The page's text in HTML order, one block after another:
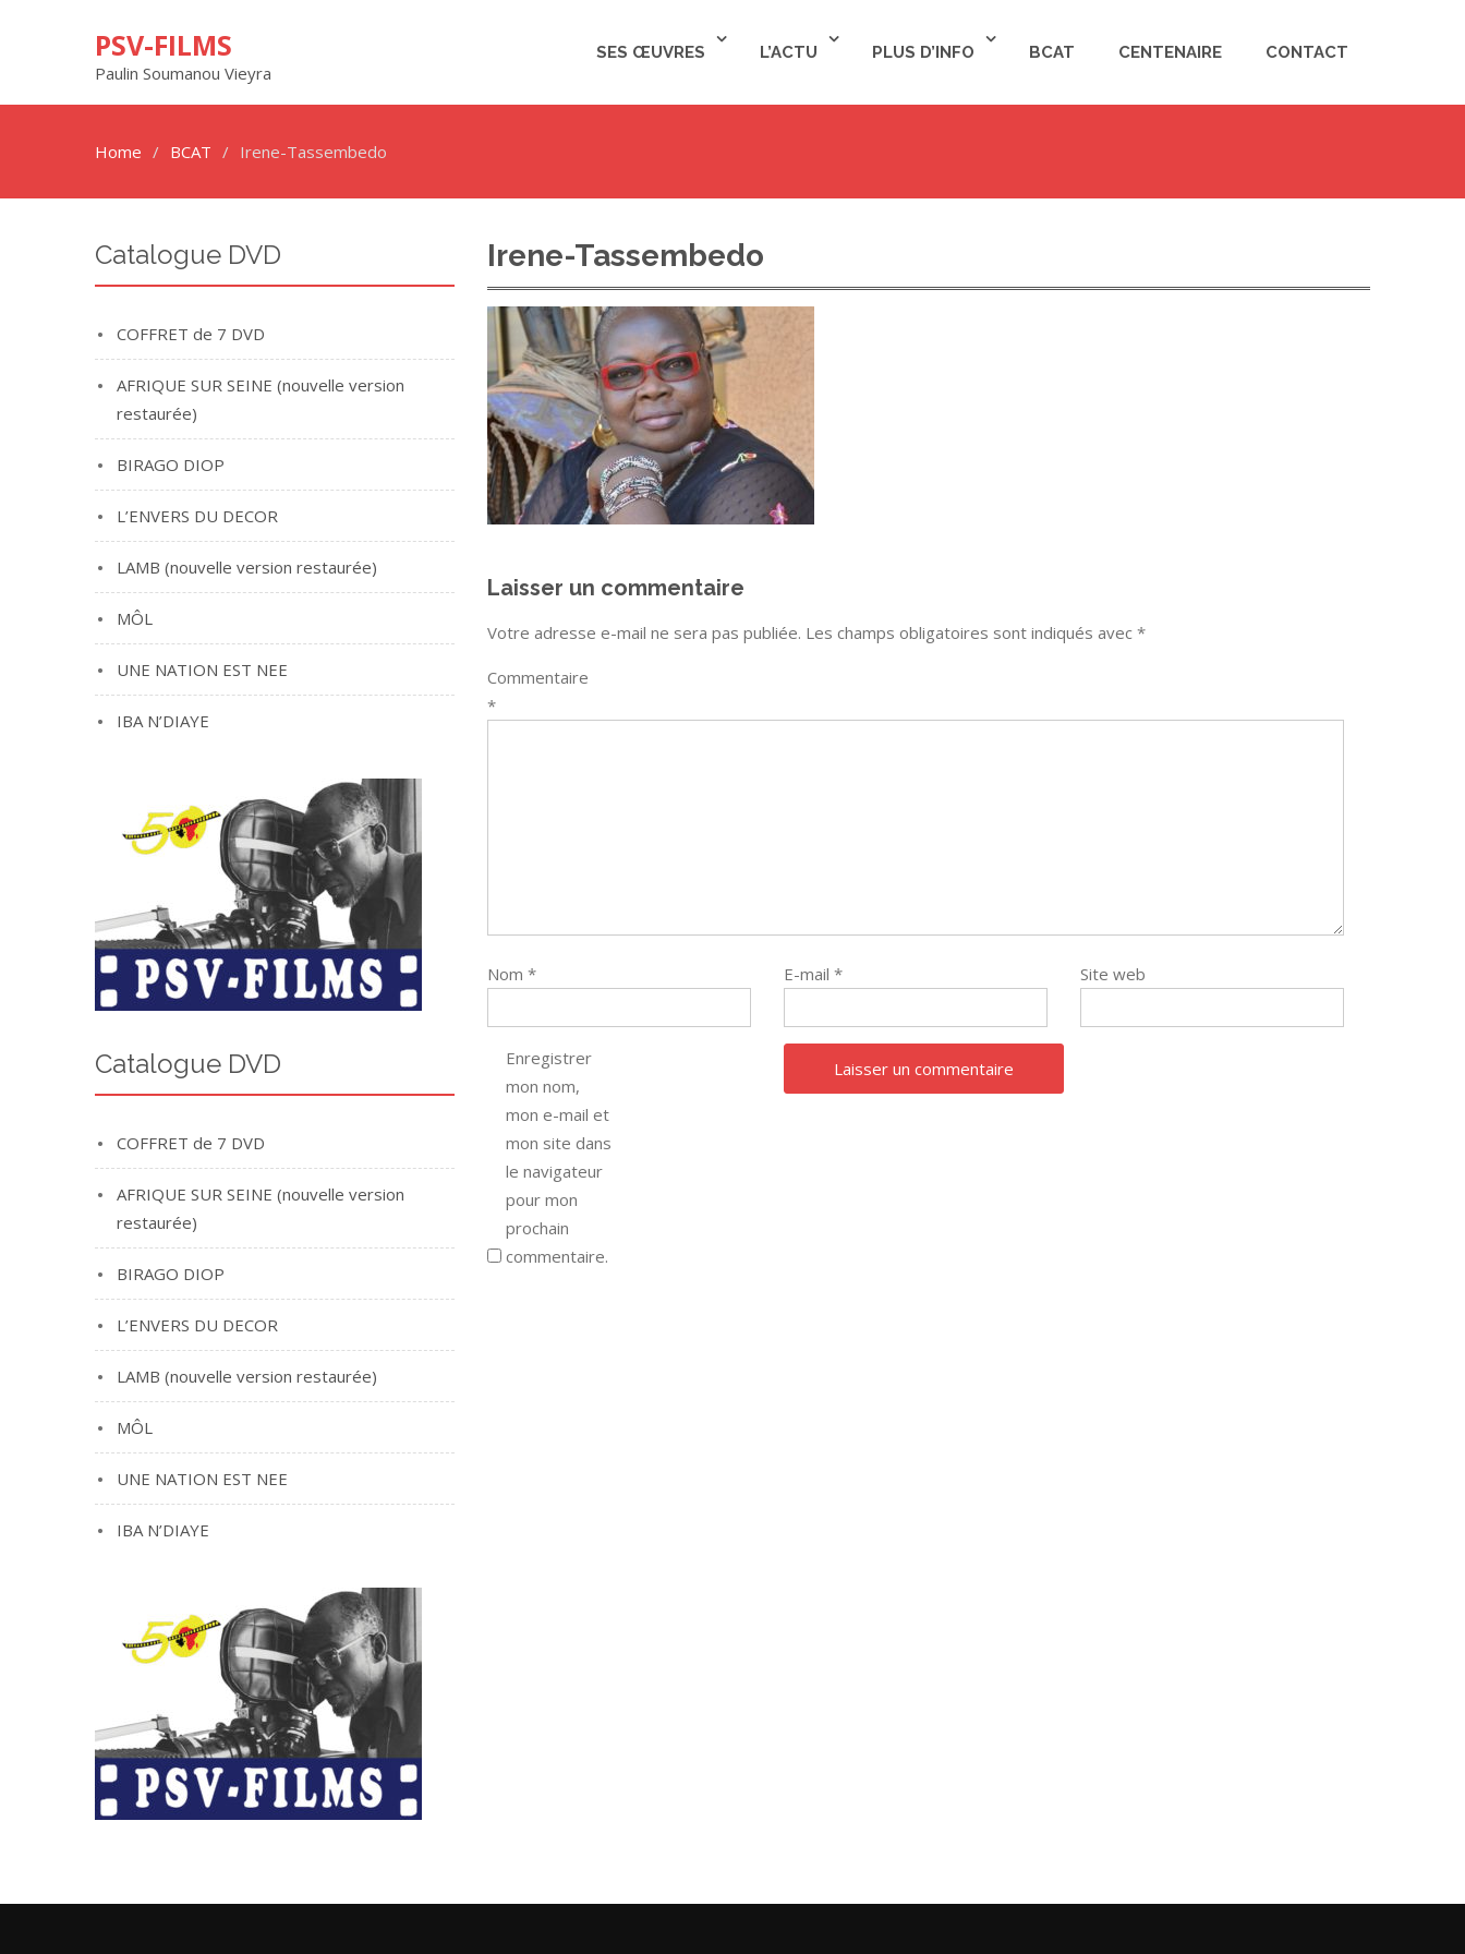
PSV-FILMS
Paulin Soumanou Vieyra
SES ŒUVRES L’ACTU PLUS D’INFO BCAT CENTENAIRE CONTACT
Home BCAT Irene-Tassembedo
Irene-Tassembedo
Laisser un commentaire
Votre adresse e-mail ne sera pas publiée. Les champs obligatoires sont indiqués avec *
Commentaire
*
Nom * E-mail * Site web
Enregistrer
mon nom,
mon e-mail et
mon site dans
le navigateur
pour mon
prochain
commentaire.
Catalogue DVD
COFFRET de 7 DVD
AFRIQUE SUR SEINE (nouvelle version
restaurée)
BIRAGO DIOP
L’ENVERS DU DECOR
LAMB (nouvelle version restaurée)
MÔL
UNE NATION EST NEE
IBA N’DIAYE
Catalogue DVD
COFFRET de 7 DVD
AFRIQUE SUR SEINE (nouvelle version
restaurée)
BIRAGO DIOP
L’ENVERS DU DECOR
LAMB (nouvelle version restaurée)
MÔL
UNE NATION EST NEE
IBA N’DIAYE